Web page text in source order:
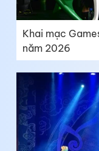
Khai mạc
năm 2026